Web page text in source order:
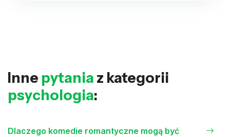
Inne pytania z kategorii
psychologia:
Dlaczego komedie romantyczne mogą być